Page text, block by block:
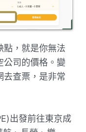
點，就是你無法
公司的價格。變
去查票，是非常
出發前往東京成